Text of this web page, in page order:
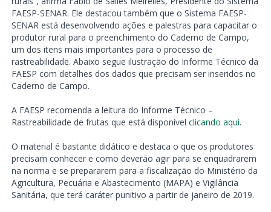
FAESP-SENAR. Ele destacou também que o Sistema FAESP-
SENAR está desenvolvendo ações e palestras para capacitar o
produtor rural para o preenchimento do Caderno de Campo,
um dos itens mais importantes para o processo de
rastreabilidade. Abaixo segue ilustração do Informe Técnico da
FAESP com detalhes dos dados que precisam ser inseridos no
Caderno de Campo.
A FAESP recomenda a leitura do Informe Técnico –
Rastreabilidade de frutas que está disponível clicando aqui.
O material é bastante didático e destaca o que os produtores
precisam conhecer e como deverão agir para se enquadrarem
na norma e se prepararem para a fiscalização do Ministério da
Agricultura, Pecuária e Abastecimento (MAPA) e Vigilância
Sanitária, que terá caráter punitivo a partir de janeiro de 2019.